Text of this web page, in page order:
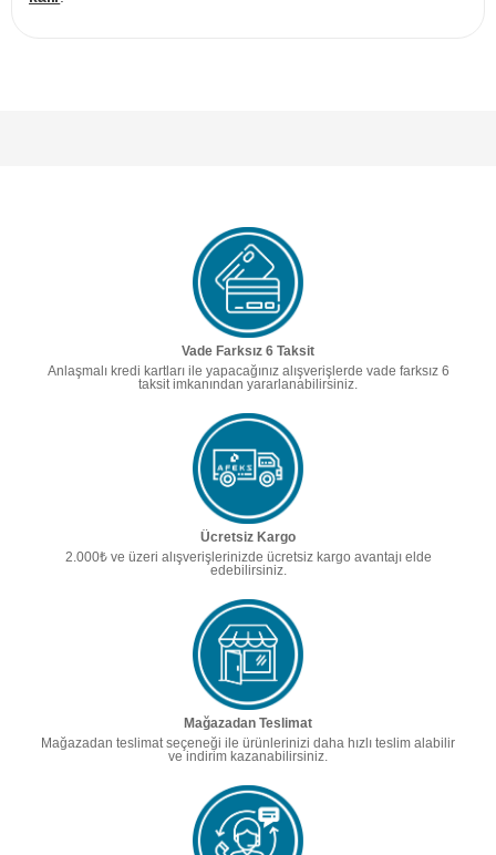
Vade Farksız 6 Taksit
Anlaşmalı kredi kartları ile yapacağınız alışverişlerde vade farksız 6
taksit imkanından yararlanabilirsiniz.
Ücretsiz Kargo
2.000₺ ve üzeri alışverişlerinizde ücretsiz kargo avantajı elde
edebilirsiniz.
Mağazadan Teslimat
Mağazadan teslimat seçeneği ile ürünlerinizi daha hızlı teslim alabilir
ve indirim kazanabilirsiniz.